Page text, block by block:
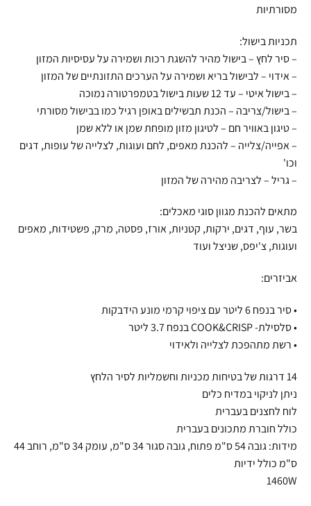
מסורתיות
תכניות בישול:
– סיר לחץ – בישול מהיר להשגת רכות ושמירה על עסיסיות המזון
– אידוי – לבישול בריא ושמירה על הערכים התזונתיים של המזון
– בישול איטי – עד 12 שעות בישול בטמפרטורה נמוכה
– בישול/צריבה – הכנת תבשילים באופן רגיל כמו בבישול מסורתי
– טיגון באוויר חם – לטיגון מזון מופחת שמן או ללא שמן
– אפייה/צלייה – להכנת מאפים, לחם ועוגות, לצלייה של עופות, דגים
וכו'
– גריל – לצריבה מהירה של המזון
מתאים להכנת מגוון סוגי מאכלים:
בשר, עוף, דגים, ירקות, קטניות, אורז, פסטה, מרק, פשטידות, מאפים
ועוגות, צ'יפס, שניצל ועוד
אביזרים:
• סיר בנפח 6 ליטר עם ציפוי קרמי מונע הידבקות
• סלסילת- COOK&CRISP בנפח 3.7 ליטר
• רשת מתהפכת לצלייה ולאידוי
14 דרגות של בטיחות מכניות וחשמליות לסיר הלחץ
ניתן לניקוי במדיח כלים
לוח לחצנים בעברית
כולל חוברת מתכונים בעברית
מידות: גובה 54 ס"מ פתוח, גובה סגור 34 ס"מ, עומק 34 ס"מ, רוחב 44
ס"מ כולל ידיות
1460W